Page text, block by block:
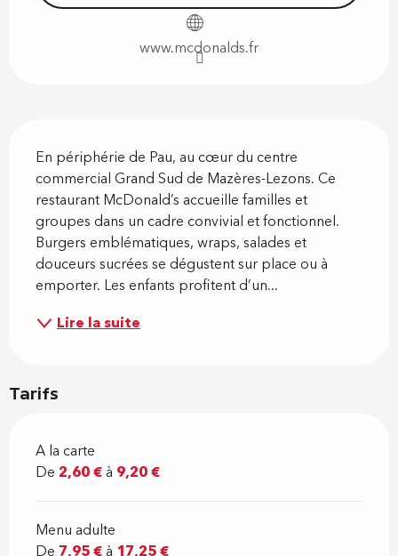
www.mcdonalds.fr
En périphérie de Pau, au cœur du centre
commercial Grand Sud de Mazères-Lezons. Ce
restaurant McDonald’s accueille familles et
groupes dans un cadre convivial et fonctionnel.
Burgers emblématiques, wraps, salades et
douceurs sucrées se dégustent sur place ou à
emporter. Les enfants profitent d’un...
Lire la suite
Tarifs
A la carte
De 2,60 €à 9,20 €
Menu adulte
De 7,95 €à 17,25 €